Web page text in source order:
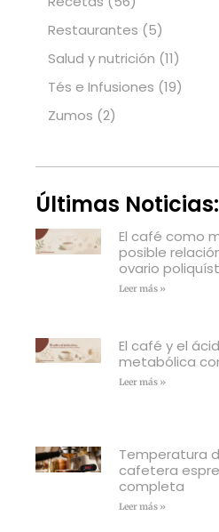
Restaurantes (5)
Salud y nutrición (11)
Tés e Infusiones (19)
Zumos (2)
Últimas Noticias:
El café como
posible
ovario
Leer más »
El café y el
metabólica
Leer más »
Temperatura
cafetera
completa
Leer más »